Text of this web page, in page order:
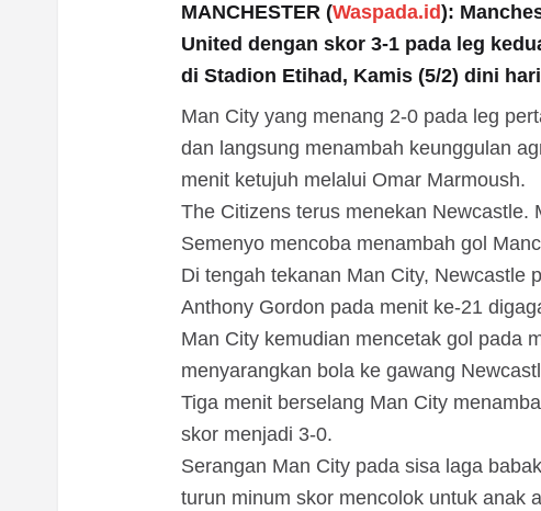
MANCHESTER (Waspada.id):
United dengan skor 3-1 pada leg
di Stadion Etihad, Kamis (5/2) dini
Man City yang menang 2-0 pada leg
dan langsung menambah keunggulan
menit ketujuh melalui Omar Marmoush.
The Citizens terus menekan Newcastle.
Semenyo mencoba menambah gol
Di tengah tekanan Man City, Newcastle
Anthony Gordon pada menit ke-21
Man City kemudian mencetak gol pada
menyarangkan bola ke gawang
Tiga menit berselang Man City
skor menjadi 3-0.
Serangan Man City pada sisa laga
turun minum skor mencolok untuk anak